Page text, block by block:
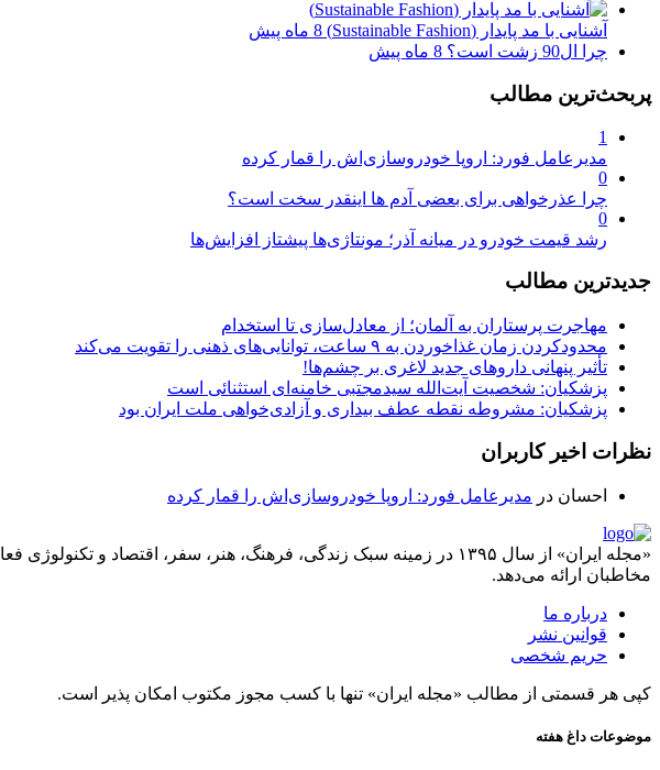
آشنایی با مد پایدار (Sustainable Fashion)
8 ماه پیش
چرا ال90 زشت است؟
8 ماه پیش
پربحث‌ترین مطالب
1
مدیرعامل فورد: اروپا خودروسازی‌اش را قمار کرده
0
چرا عذرخواهی برای بعضی آدم ها اینقدر سخت است؟
0
رشد قیمت خودرو در میانه آذر؛ مونتاژی‌ها پیشتاز افزایش‌ها
جدیدترین مطالب
مهاجرت پرستاران به آلمان؛ از معادل‌سازی تا استخدام
محدودکردن زمان غذاخوردن به ۹ ساعت، توانایی‌های ذهنی را تقویت می‌کند
تأثیر پنهانی داروهای جدید لاغری بر چشم‌ها!
پزشکیان: شخصیت آیت‌الله سیدمجتبی خامنه‌ای استثنائی است
پزشکیان: مشروطه نقطه عطف بیداری و آزادی‌خواهی ملت ایران بود
نظرات اخیر کاربران
احسان در مدیرعامل فورد: اروپا خودروسازی‌اش را قمار کرده
«مجله ایران» از سال ۱۳۹۵ در زمینه سبک زندگی، فرهنگ، هنر، سفر،
مخاطبان ارائه می‌دهد.
درباره ما
قوانین نشر
حریم شخصی
کپی هر قسمتی از مطالب «مجله ایران» تنها با کسب مجوز مکتوب امکان پذیر است.
موضوعات داغ هفته